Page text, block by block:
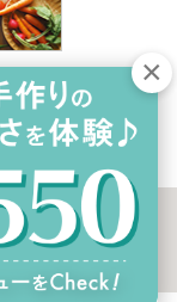
採用情報
マップ 推奨環境